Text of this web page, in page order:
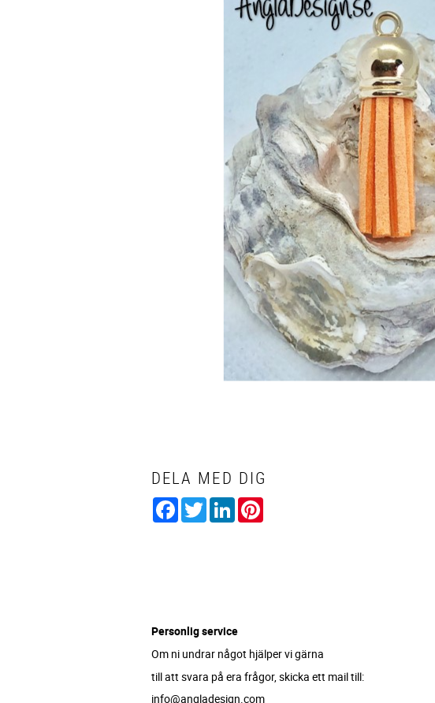
DELA MED DIG
Facebook
TwitterLinkedIn
Personlig service
Om ni undrar något hjälper vi gärna
till att svara på era frågor, skicka ett mail till:
info@angladesign.com